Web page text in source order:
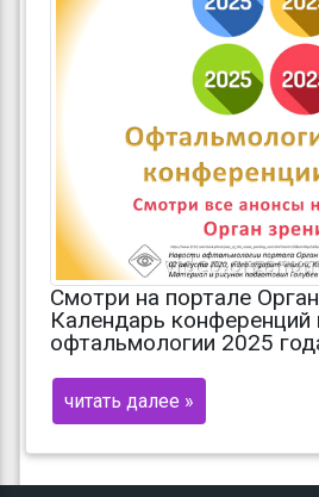
Смотри на портале
Календарь конференций
офтальмологии 2025
читать далее »